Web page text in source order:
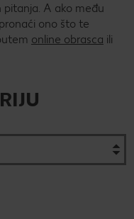
pitanja. A ako među
ono što te
online obrasca ili